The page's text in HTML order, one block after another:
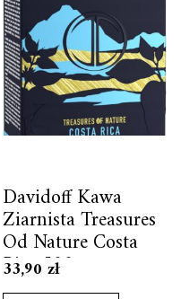
Davidoff Kawa
Ziarnista Treasures
Od Nature Costa
Rica 500g
33,90 zł